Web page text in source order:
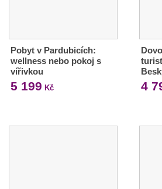
Pobyt v Pardubicích:
wellness nebo pokoj s
vířivkou
5 199 Kč 4